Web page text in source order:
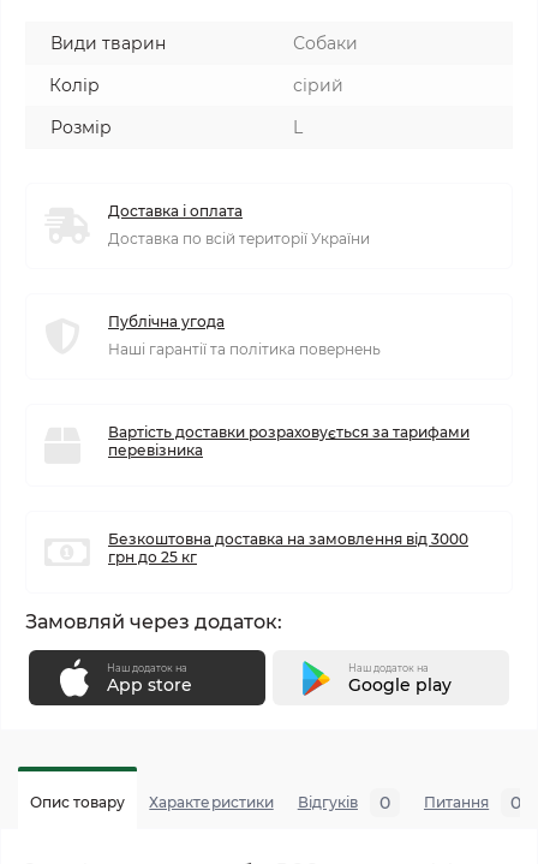
Види тварин
Собаки
Колір
сірий
Розмір
L
Доставка і оплата
Доставка по всій території України
Публічна угода
Наші гарантії та політика повернень
Вартість доставки розраховується за тарифами
перевізника
Безкоштовна доставка на замовлення від 3000
грн до 25 кг
Замовляй через додаток:
Наш додаток на
App store
Наш додаток на
Google play
Опис товару Характеристики Відгуків 0 Питання 0